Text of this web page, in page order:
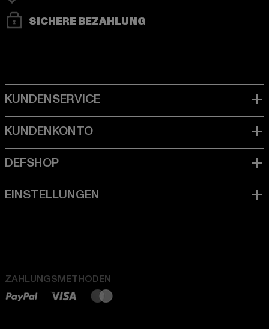
SICHERE BEZAHLUNG
ZAHLUNGSMETHODEN